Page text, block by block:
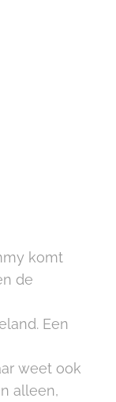
komt
de
Een
weet ook
alleen,